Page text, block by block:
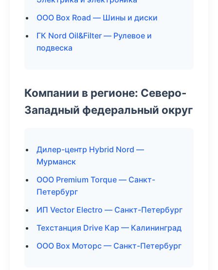
ООО Box Road — Шины и диски
ГК Nord Oil&Filter — Рулевое и
подвеска
Компании в регионе: Северо-
Западный федеральный округ
Дилер-центр Hybrid Nord —
Мурманск
ООО Premium Torque — Санкт-
Петербург
ИП Vector Electro — Санкт-Петербург
Техстанция Drive Кар — Калининград
ООО Box Моторс — Санкт-Петербург